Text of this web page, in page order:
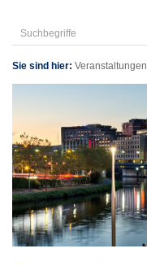
Sie sind hier: Veranstaltungen